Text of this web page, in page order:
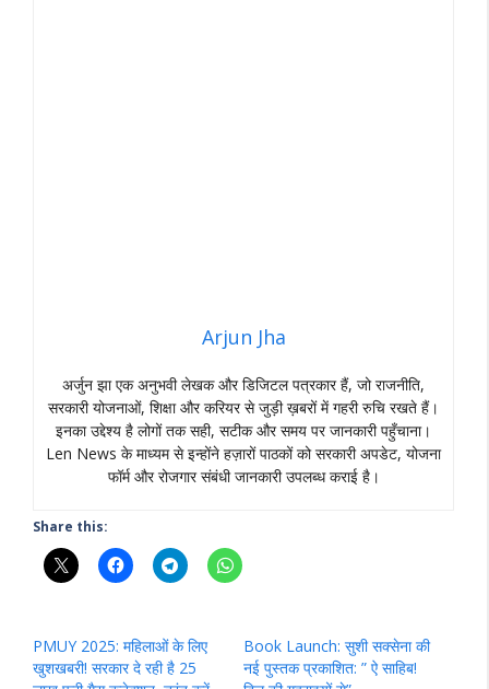
Arjun Jha
अर्जुन झा एक अनुभवी लेखक और डिजिटल पत्रकार हैं, जो राजनीति,
सरकारी योजनाओं, शिक्षा और करियर से जुड़ी ख़बरों में गहरी रुचि रखते हैं।
इनका उद्देश्य है लोगों तक सही, सटीक और समय पर जानकारी पहुँचाना।
Len News के माध्यम से इन्होंने हज़ारों पाठकों को सरकारी अपडेट, योजना
फॉर्म और रोजगार संबंधी जानकारी उपलब्ध कराई है।
Share this:
PMUY 2025: महिलाओं के लिए
खुशखबरी! सरकार दे रही है 25
Book Launch: सुशी सक्सेना की
नई पुस्तक प्रकाशित: ” ऐ साहिब!